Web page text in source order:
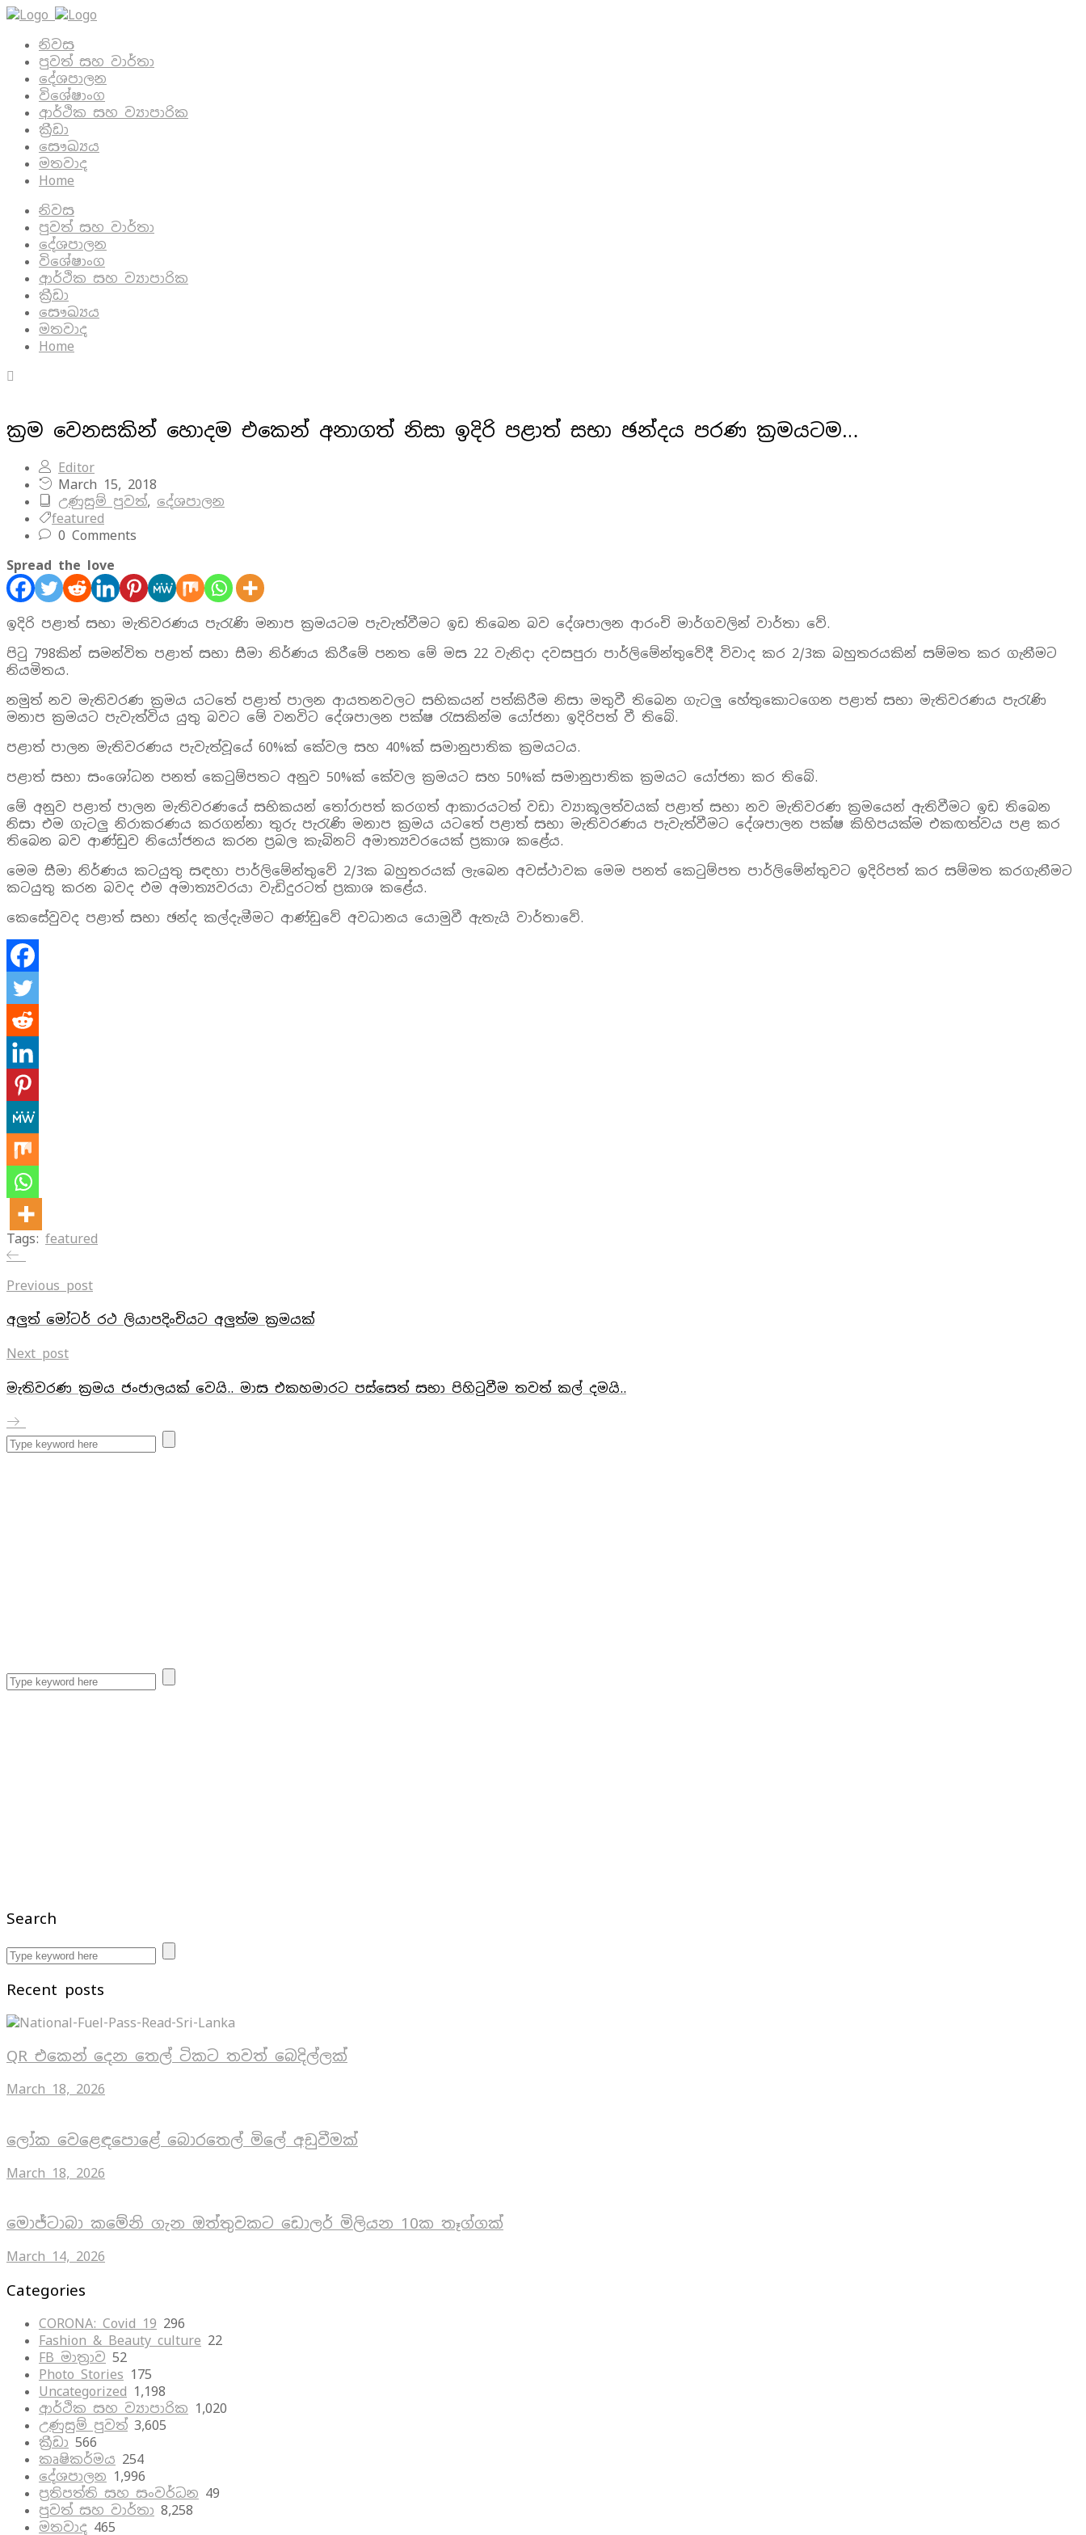
නිවස
පුවත් සහ වාර්තා
දේශපාලන
විශේෂාංග
ආර්ථික සහ ව්‍යාපාරික
ක්‍රීඩා
සෞඛ්‍යය
මතවාද
Home
නිවස
පුවත් සහ වාර්තා
දේශපාලන
විශේෂාංග
ආර්ථික සහ ව්‍යාපාරික
ක්‍රීඩා
සෞඛ්‍යය
මතවාද
Home
ක්‍රම වෙනසකින් හොදම එකෙන් අනාගත් නිසා ඉදිරි පළාත් සභා ඡන්දය පරණ ක්‍රමයටම…
Editor
March 15, 2018
උණුසුම් පුවත්, දේශපාලන
featured
0 Comments
Spread the love
ඉදිරි පළාත් සභා මැතිවරණය පැරැණි මනාප ක්‍රමයටම පැවැත්වීමට ඉඩ තිබෙන බව දේශපාලන ආරංචි මාර්ගවලින් වාර්තා වේ.
පිටු 798කින් සමන්විත පළාත් සභා සීමා නිර්ණය කිරීමේ පනත මේ මස 22 වැනිදා දවසපුරා පාර්ලිමේන්තුවේදී විවාද කර 2/3ක බහුතරයකින් සම්මත කර ගැනීමට
නියමිතය.
නමුත් නව මැතිවරණ ක්‍රමය යටතේ පළාත් පාලන ආයතනවලට සභිකයන් පත්කිරීම නිසා මතුවී තිබෙන ගැටලු හේතුකොටගෙන පළාත් සභා මැතිවරණය පැරැණි
මනාප ක්‍රමයට පැවැත්විය යුතු බවට මේ වනවිට දේශපාලන පක්ෂ රැසකින්ම යෝජනා ඉදිරිපත් වී තිබේ.
පළාත් පාලන මැතිවරණය පැවැත්වූයේ 60%ක් කේවල සහ 40%ක් සමානුපාතික ක්‍රමයටය.
පළාත් සභා සංශෝධන පනත් කෙටුම්පතට අනුව 50%ක් කේවල ක්‍රමයට සහ 50%ක් සමානුපාතික ක්‍රමයට යෝජනා කර තිබේ.
මේ අනුව පළාත් පාලන මැතිවරණයේ සභිකයන් තෝරාපත් කරගත් ආකාරයටත් වඩා ව්‍යාකූලත්වයක් පළාත් සභා නව මැතිවරණ ක්‍රමයෙන් ඇතිවීමට ඉඩ තිබෙන
නිසා එම ගැටලු නිරාකරණය කරගන්නා තුරු පැරැණි මනාප ක්‍රමය යටතේ පළාත් සභා මැතිවරණය පැවැත්වීමට දේශපාලන පක්ෂ කිහිපයක්ම එකඟත්වය පළ කර
තිබෙන බව ආණ්ඩුව නියෝජනය කරන ප්‍රබල කැබිනට් අමාත්‍යවරයෙක් ප්‍රකාශ කළේය.
මෙම සීමා නිර්ණය කටයුතු සඳහා පාර්ලිමේන්තුවේ 2/3ක බහුතරයක් ලැබෙන අවස්ථාවක මෙම පනත් කෙටුම්පත පාර්ලිමේන්තුවට ඉදිරිපත් කර සම්මත කරගැනීමට
කටයුතු කරන බවද එම අමාත්‍යවරයා වැඩිදුරටත් ප්‍රකාශ කළේය.
කෙසේවුවද පළාත් සභා ඡන්ද කල්දැමීමට ආණ්ඩුවේ අවධානය යොමුවී ඇතැයි වාර්තාවේ.
Tags: featured
Previous post
අලුත් මෝටර් රථ ලියාපදිංචියට අලුත්ම ක්‍රමයක්
Next post
මැතිවරණ ක‍්‍රමය ජංජාලයක් වෙයි.. මාස එකහමාරට පස්සෙත් සභා පිහිටුවීම තවත් කල් දමයි..
Search
Recent posts
QR එකෙන් දෙන තෙල් ටිකට තවත් බෙදිල්ලක්
March 18, 2026
ලෝක වෙළෙඳපොළේ බොරතෙල් මිලේ අඩුවීමක්
March 18, 2026
මොජ්ටාබා කමේනි ගැන ඔත්තුවකට ඩොලර් මිලියන 10ක තෑග්ගක්
March 14, 2026
Categories
CORONA: Covid 19 296
Fashion & Beauty culture 22
FB මාත්‍රාව 52
Photo Stories 175
Uncategorized 1,198
ආර්ථික සහ ව්‍යාපාරික 1,020
උණුසුම් පුවත් 3,605
ක්‍රීඩා 566
කෘෂිකර්මය 254
දේශපාලන 1,996
ප්‍රතිපත්ති සහ සංවර්ධන 49
පුවත් සහ වාර්තා 8,258
මතවාද 465